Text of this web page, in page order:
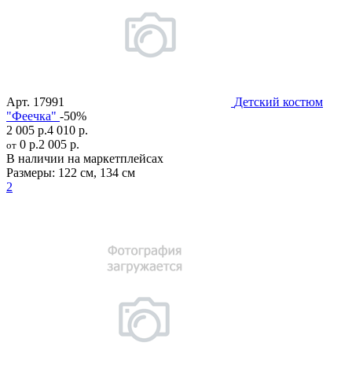
Арт. 17991
Детский костюм
"Феечка" -50%
2 005 р.4 010 р.
от 0 р.2 005 р.
В наличии на маркетплейсах
Размеры: 122 см, 134 см
2